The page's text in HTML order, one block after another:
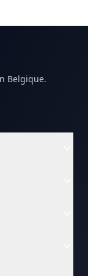
Belgique.